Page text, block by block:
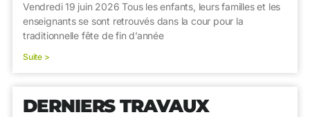
Vendredi 19 juin 2026 Tous les enfants, leurs familles et les
enseignants se sont retrouvés dans la cour pour la
traditionnelle fête de fin d’année
Suite >
DERNIERS TRAVAUX